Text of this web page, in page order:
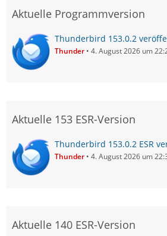
Aktuelle Programmversion
Thunderbird 153.0.2
Thunder 4. August 2026 um
Aktuelle 153 ESR-Version
Thunderbird 153.0.2 ESR
Thunder 4. August 2026 um
Aktuelle 140 ESR-Version